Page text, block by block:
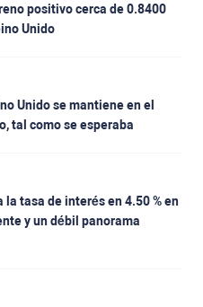
positivo cerca de 0.8400
Unido
Unido se mantiene en el
tal como se esperaba
la tasa de interés en 4.50 % en
y un débil panorama